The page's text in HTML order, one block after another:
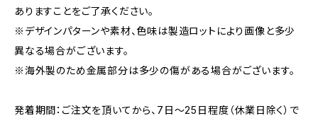
ありますことをご了承ください。
※デザインパターンや素材、色味は製造ロットにより画像と多少
異なる場合がございます。
※海外製のため金属部分は多少の傷がある場合がございます。
発着期間：ご注文を頂いてから、7日〜25日程度（休業日除く）で